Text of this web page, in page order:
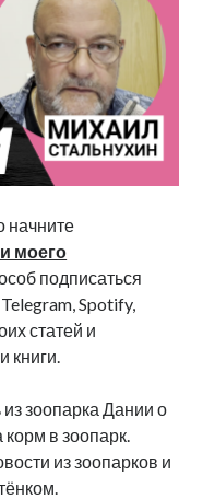
видео война
кабинетные истории
начните
моего
подписаться
Spotify,
статей и
книги.
зоопарка Дании о
в зоопарк.
из зоопарков и